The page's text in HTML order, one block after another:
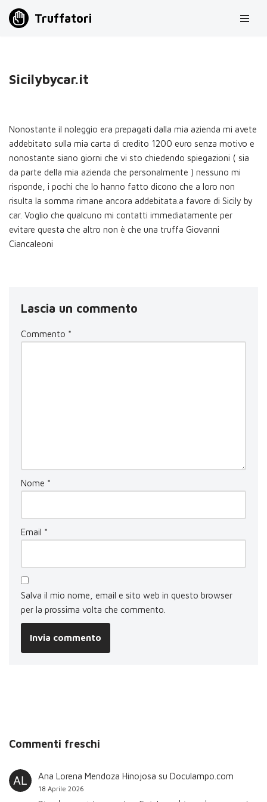
Truffatori
Sicilybycar.it
Nonostante il noleggio era prepagati dalla mia azienda mi avete
addebitato sulla mia carta di credito 1200 euro senza motivo e
nonostante siano giorni che vi sto chiedendo spiegazioni ( sia
da parte della mia azienda che personalmente ) nessuno mi
risponde, i pochi che lo hanno fatto dicono che a loro non
risulta la somma rimane ancora addebitata.a favore di Sicily by
car. Voglio che qualcuno mi contatti immediatamente per
evitare questa che altro non è che una truffa Giovanni
Ciancaleoni
Lascia un commento
Commento *
Nome *
Email *
Salva il mio nome, email e sito web in questo browser
per la prossima volta che commento.
Commenti freschi
Ana Lorena Mendoza Hinojosa su Doculampo.com
18 Aprile 2026